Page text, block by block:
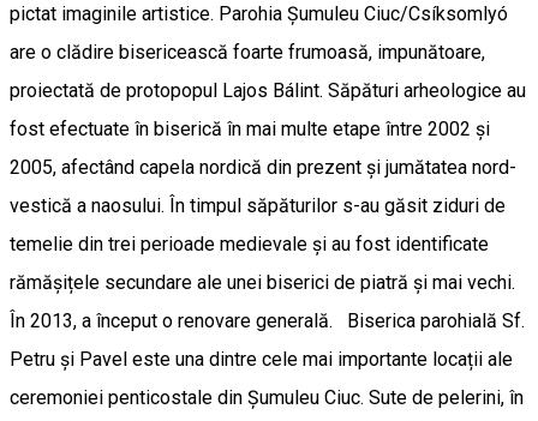
pictat imaginile artistice. Parohia Șumuleu Ciuc/Csíksomlyó
are o clădire bisericească foarte frumoasă, impunătoare,
proiectată de protopopul Lajos Bálint. Săpături arheologice au
fost efectuate în biserică în mai multe etape între 2002 și
2005, afectând capela nordică din prezent și jumătatea nord-
vestică a naosului. În timpul săpăturilor s-au găsit ziduri de
temelie din trei perioade medievale și au fost identificate
rămășițele secundare ale unei biserici de piatră și mai vechi.
În 2013, a început o renovare generală. Biserica parohială Sf.
Petru și Pavel este una dintre cele mai importante locații ale
ceremoniei penticostale din Șumuleu Ciuc. Sute de pelerini, în